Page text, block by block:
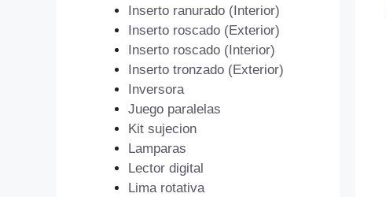
Inserto ranurado (Interior)
Inserto roscado (Exterior)
Inserto roscado (Interior)
Inserto tronzado (Exterior)
Inversora
Juego paralelas
Kit sujecion
Lamparas
Lector digital
Lima rotativa